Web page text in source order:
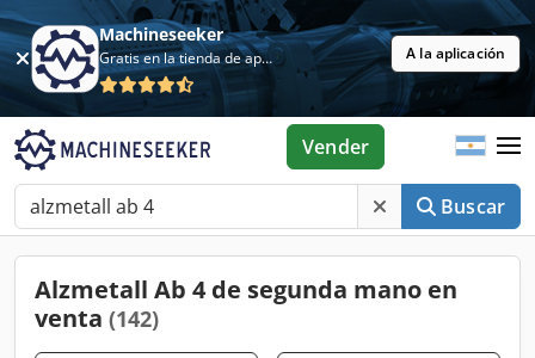
Machineseeker
Gratis en la tienda de aplicaciones A la aplicación
Buscar
Vender
Alzmetall Ab 4 de segunda mano en
venta (142)